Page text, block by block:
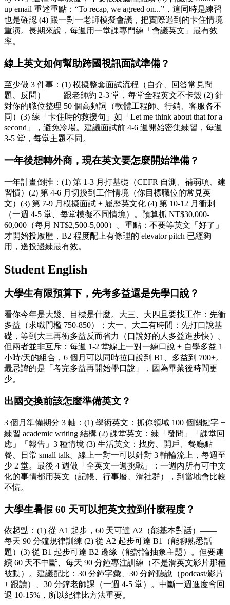
up email 重述重點：“To recap, we agreed on...”，這同時是練習
也是確認 (4) 跟一對一老師模擬會議，把實際遇到的卡住情境
重演。長期來說，每週用一堂課專門練「會議英文」最有效
率。
線上英文如何幫助跨國視訊面試準備？
至少做 3 件事：(1) 模擬整套面試流程（自介、回答常見問
題、反問）—— 跟老師約 2-3 堂，每堂全程英文不卡殼 (2) 針
對你的職位整理 50 個高頻詞（軟體工程師、行銷、客服各不
同）(3) 練「卡住時的救援句」如「Let me think about that for a
second」，避免冷場。建議面試前 4-6 週開始密集練習，每週
3-5 堂，每堂主題不同。
一年後想轉外商，現在英文要怎麼開始準備？
一年計畫倒推：(1) 第 1-3 月打基礎（CEFR 自測、補弱項、建
習慣）(2) 第 4-6 月切換到工作情境（你目標職位的常見英
文）(3) 第 7-9 月模擬面試 + 履歷英文化 (4) 第 10-12 月衝刺
（一週 4-5 堂、每堂模擬不同情境）。預算抓 NT$30,000-
60,000（每月 NT$2,500-5,000）。重點：不要等英文「好了」
才開始投履歷，B2 程度配上有條理的 elevator pitch 已經夠
用，邊投邊練最有效。
Student English
大學生有限預算下，先考多益還是先學口說？
看你今年是大幾、目標是什麼。大三、大四且要找工作：先衝
多益（求職門檻 750-850）；大一、大二有時間：先打口說基
礎，等到大三再衝多益反而省力（口說好的人多益進步快）。
但兩者並非互斥：每週 1-2 堂線上一對一練口說 + 自學多益 1
小時/天的組合，6 個月可以同時拉口說到 B1、多益到 700+。
最忌諱的是「考完多益再開始學口說」，因為畢業後時間更
少。
出國交換前該怎麼準備英文？
3 個月準備期分 3 軸：(1) 學術英文：抓你領域 100 個關鍵字 +
練習 academic writing 結構 (2) 課堂英文：練「發問」「課堂回
應」「報告」3 種情境 (3) 生活英文：找房、開戶、餐廳點
餐、日常 small talk。線上一對一可以針對 3 軸輪流上，每週至
少 2 堂。最後 4 週做「全英文一週挑戰」：一週內所有可中文
化的事情都用英文（記帳、行事曆、滑社群），到當地會比較
不慌。
大學生暑假 60 天可以把英文拉到什麼程度？
依起點：(1) 從 A1 起步，60 天可達 A2（能基本對話）——
每天 90 分鐘規律訓練 (2) 從 A2 起步可達 B1（能聊熟悉話
題）(3) 從 B1 起步可達 B2 邊緣（能討論抽象主題）。但要連
續 60 天不中斷、每天 90 分鐘專注訓練（不是滑英文影片那種
被動）。建議配比：30 分鐘字彙、30 分鐘聽說（podcast/影片
+ 跟讀）、30 分鐘老師課（一週 4-5 堂）。中斷一週進度會回
退 10-15%，所以紀律比方法重要。